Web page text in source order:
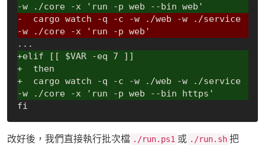
-w ./core -x 'run -p web --bin web'
-  cargo watch -q -c -w ./web -w ./service
-w ./core -x 'run -p web'
+elif [[ $VAR -eq 7 ]]
+  then
+  cargo watch -q -c -w ./web -w ./service
-w ./core -x 'run -p web --bin https'
改好後，我們直接執行批次檔 ./run.ps1 或 ./run.sh 把